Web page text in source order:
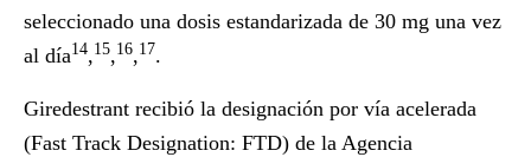
seleccionado una dosis estandarizada de 30 mg una vez
al día14,15,16,17.
Giredestrant recibió la designación por vía acelerada
(Fast Track Designation: FTD) de la Agencia